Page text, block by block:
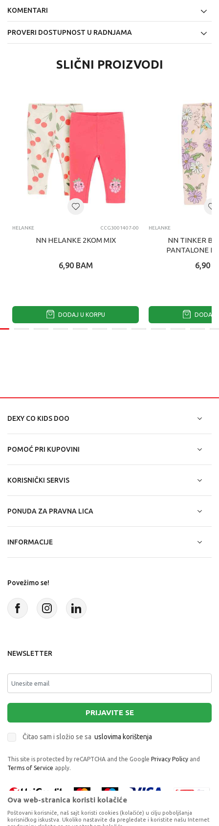
KOMENTARI
PROVERI DOSTUPNOST U RADNJAMA
SLIČNI PROIZVODI
HELANKE CCG3001407-00
NN HELANKE 2KOM MIX
6,90 BAM
DODAJ U KORPU
HELANKE
NN TINKER
PANTALONE
6,90
DODAJ
DEXY CO KIDS DOO
POMOĆ PRI KUPOVINI
KORISNIČKI SERVIS
PONUDA ZA PRAVNA LICA
INFORMACIJE
Povežimo se!
NEWSLETTER
PRIJAVITE SE
Čitao sam i složio se sa uslovima korištenja
This site is protected by reCAPTCHA and the Google Privacy Policy and
Terms of Service apply.
Ova web-stranica koristi kolačiće
Poštovani korisniče, naš sajt koristi cookies (kolačiće) u cilju poboljšanja
korisničkog iskustva. Ukoliko nastavite da pregledate i koristite našu Internet